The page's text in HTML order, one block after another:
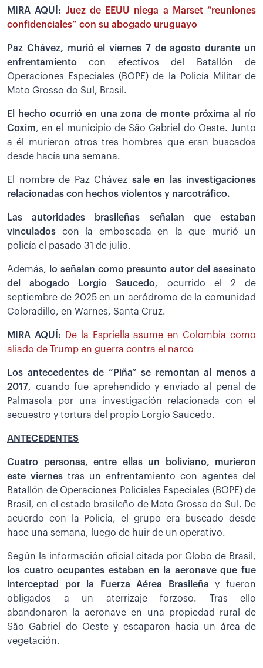
MIRA AQUÍ: Juez de EEUU niega a Marset “reuniones
confidenciales” con su abogado uruguayo
Paz Chávez, murió el viernes 7 de agosto durante un
enfrentamiento con efectivos del Batallón de
Operaciones Especiales (BOPE) de la Policía Militar de
Mato Grosso do Sul, Brasil.
El hecho ocurrió en una zona de monte próxima al río
Coxim, en el municipio de São Gabriel do Oeste. Junto
a él murieron otros tres hombres que eran buscados
desde hacía una semana.
El nombre de Paz Chávez sale en las investigaciones
relacionadas con hechos violentos y narcotráfico.
Las autoridades brasileñas señalan que estaban
vinculados con la emboscada en la que murió un
policía el pasado 31 de julio.
Además,
o señalan como presunto autor del asesinato
del abogado Lorgio Saucedo, ocurrido el 2 de
septiembre de 2025 en un aeródromo de la comunidad
Coloradillo, en Warnes, Santa Cruz.
MIRA AQUÍ:
De la Espriella asume en Colombia como
aliado de Trump en guerra contra el narco
Los antecedentes de “Piña” se remontan al menos a
2017, cuando fue aprehendido y enviado al penal de
Palmasola por una investigación relacionada con el
secuestro y tortura del propio Lorgio Saucedo.
ANTECEDENTES
Cuatro personas, entre ellas un boliviano, murieron
este viernes tras un enfrentamiento con agentes del
Batallón de Operaciones Policiales Especiales (BOPE) de
Brasil, en el estado brasileño de Mato Grosso do Sul. De
acuerdo con la Policía, el grupo era buscado desde
hace una semana, luego de huir de un operativo.
Según la información oficial citada por Globo de Brasil,
los cuatro ocupantes estaban en la aeronave que fue
interceptad por la Fuerza Aérea Brasileñay fueron
obligados a un aterrizaje forzoso. Tras ello
abandonaron la aeronave en una propiedad rural de
São Gabriel do Oeste y escaparon hacia un área de
vegetación.